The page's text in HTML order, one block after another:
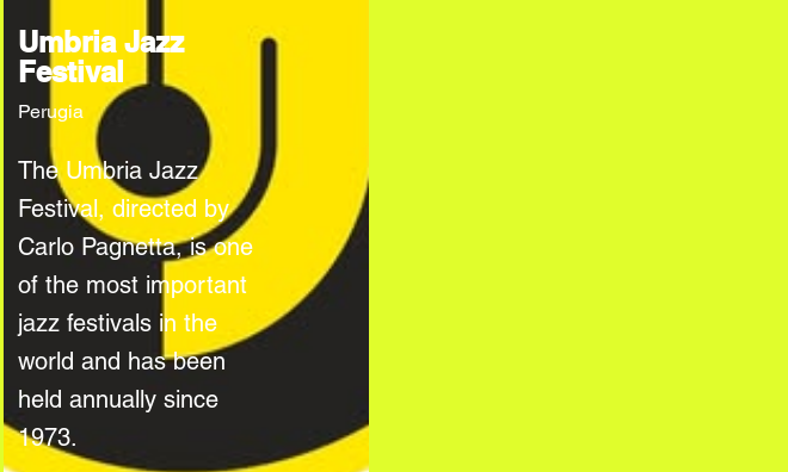
Umbria Jazz
Festival
Perugia
The Umbria Jazz
Festival, directed by
Carlo Pagnetta, is one
of the most important
jazz festivals in the
world and has been
held annually since
1973.